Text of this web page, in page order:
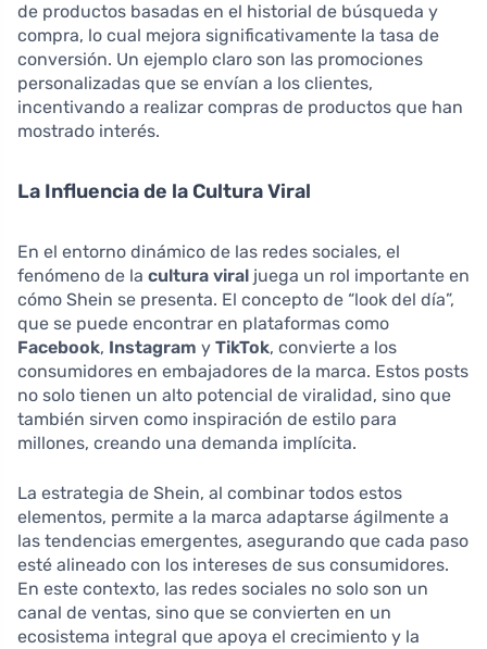
de productos basadas en el historial de búsqueda y
compra, lo cual mejora significativamente la tasa de
conversión. Un ejemplo claro son las promociones
personalizadas que se envían a los clientes,
incentivando a realizar compras de productos que han
mostrado interés.
La Influencia de la Cultura Viral
En el entorno dinámico de las redes sociales, el
fenómeno de la cultura viral juega un rol importante en
cómo Shein se presenta. El concepto de “look del día”,
que se puede encontrar en plataformas como
Facebook, Instagram y TikTok, convierte a los
consumidores en embajadores de la marca. Estos posts
no solo tienen un alto potencial de viralidad, sino que
también sirven como inspiración de estilo para
millones, creando una demanda implícita.
La estrategia de Shein, al combinar todos estos
elementos, permite a la marca adaptarse ágilmente a
las tendencias emergentes, asegurando que cada paso
esté alineado con los intereses de sus consumidores.
En este contexto, las redes sociales no solo son un
canal de ventas, sino que se convierten en un
ecosistema integral que apoya el crecimiento y la